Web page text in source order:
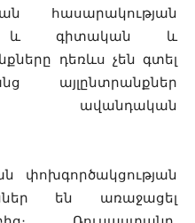
հասարակության
և գիտական և
դեռևս չեն գտել
այլընտրանքներ
ավանդական
փոխգործակցության
են առաջացել